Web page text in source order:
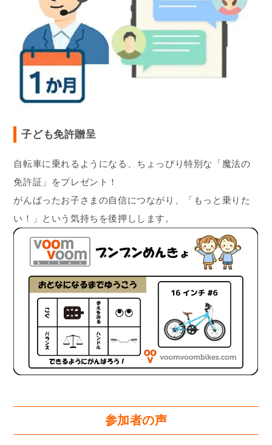
子ども免許贈呈
自転車に乗れるようになる、ちょっぴり特別な「魔法の
免許証」をプレゼント！
がんばったお子さまの自信につながり、「もっと乗りた
い！」という気持ちを後押しします。
参加者の声